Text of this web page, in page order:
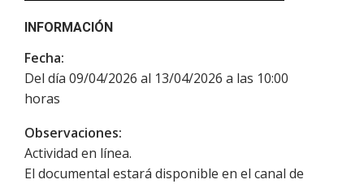
INFORMACIÓN
Fecha:
Del día 09/04/2026 al 13/04/2026 a las 10:00
horas
Observaciones:
Actividad en línea.
El documental estará disponible en el canal de